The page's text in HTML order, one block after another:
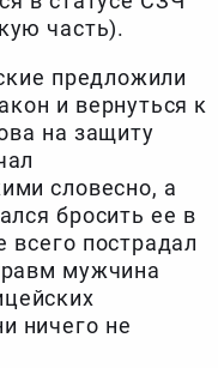
часть).
предложили
и вернуться к
на защиту
словесно, а
бросить ее в
всего пострадал
мужчина
ничего не